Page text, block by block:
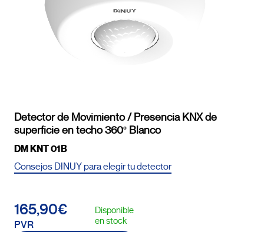
Detector de Movimiento / Presencia KNX de
superficie en techo 360º Blanco
DM KNT 01B
Consejos DINUY para elegir tu detector
165,90€
PVR
Disponible
en stock